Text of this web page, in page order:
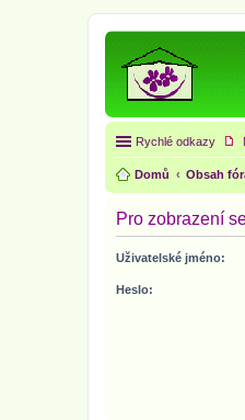
Rychlé odkazy
Domů Obsah
Pro zobrazení
Uživatelské jméno:
Heslo: